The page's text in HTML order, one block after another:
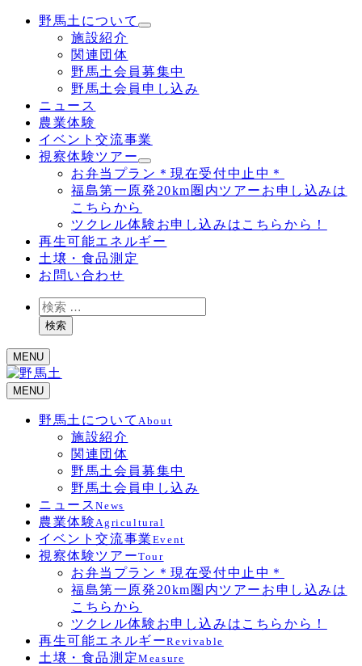
野馬土について
施設紹介
関連団体
野馬土会員募集中
野馬土会員申し込み
ニュース
農業体験
イベント交流事業
視察体験ツアー
お弁当プラン＊現在受付中止中＊
福島第一原発20km圏内ツアーお申し込みは
こちらから
ツクレル体験お申し込みはこちらから！
再生可能エネルギー
土壌・食品測定
お問い合わせ
検
索検索
MENU
MENU
野馬土について About
施設紹介
関連団体
野馬土会員募集中
野馬土会員申し込み
ニュースNews
農業体験Agricultural
イベント交流事業 Event
視察体験ツアーTour
お弁当プラン＊現在受付中止中＊
福島第一原発20km圏内ツアーお申し込みは
こちらから
ツクレル体験お申し込みはこちらから！
再生可能エネルギーRevivable
土壌・食品測定Measure